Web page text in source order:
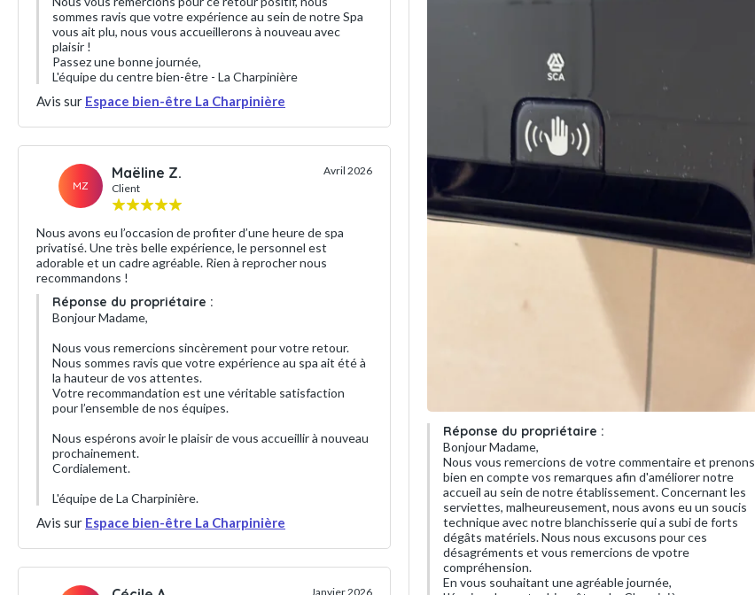
sommes ravis que votre expérience au sein de notre Spa
vous ait plu, nous vous accueillerons à nouveau avec
plaisir !
Passez une bonne journée,
L'équipe du centre bien-être - La Charpinière
Avis sur Espace bien-être La Charpinière
MZ
Maëline Z.
Client
Avril 2026
Nous avons eu l’occasion de profiter d’une heure de spa
privatisé. Une très belle expérience, le personnel est
adorable et un cadre agréable. Rien à reprocher nous
recommandons !
Réponse du propriétaire :
Bonjour Madame,
Nous vous remercions sincèrement pour votre retour.
Nous sommes ravis que votre expérience au spa ait été à
la hauteur de vos attentes.
Votre recommandation est une véritable satisfaction
pour l’ensemble de nos équipes.
Nous espérons avoir le plaisir de vous accueillir à nouveau
prochainement.
Cordialement.
L'équipe de La Charpinière.
Avis sur Espace bien-être La Charpinière
Janvier 2026
Réponse du propriétaire :
Bonjour Madame,
Nous vous remercions de votre commentaire et prenons
bien en compte vos remarques afin d'améliorer notre
accueil au sein de notre établissement. Concernant les
serviettes, malheureusement, nous avons eu un soucis
technique avec notre blanchisserie qui a subi de forts
dégâts matériels. Nous nous excusons pour ces
désagréments et vous remercions de vpotre
compréhension.
En vous souhaitant une agréable journée,